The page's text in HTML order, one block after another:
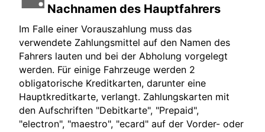
Nachnamen des Hauptfahrers
Im Falle einer Vorauszahlung muss das
verwendete Zahlungsmittel auf den Namen des
Fahrers lauten und bei der Abholung vorgelegt
werden. Für einige Fahrzeuge werden 2
obligatorische Kreditkarten, darunter eine
Hauptkreditkarte, verlangt. Zahlungskarten mit
den Aufschriften "Debitkarte", "Prepaid",
"electron", "maestro", "ecard" auf der Vorder- oder